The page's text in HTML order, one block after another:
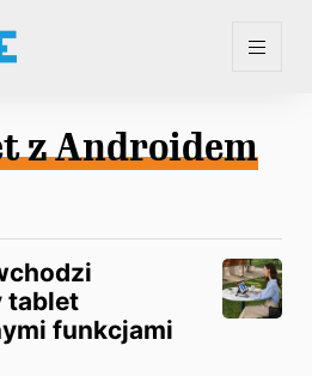
z Androidem
tablet
funkcjami